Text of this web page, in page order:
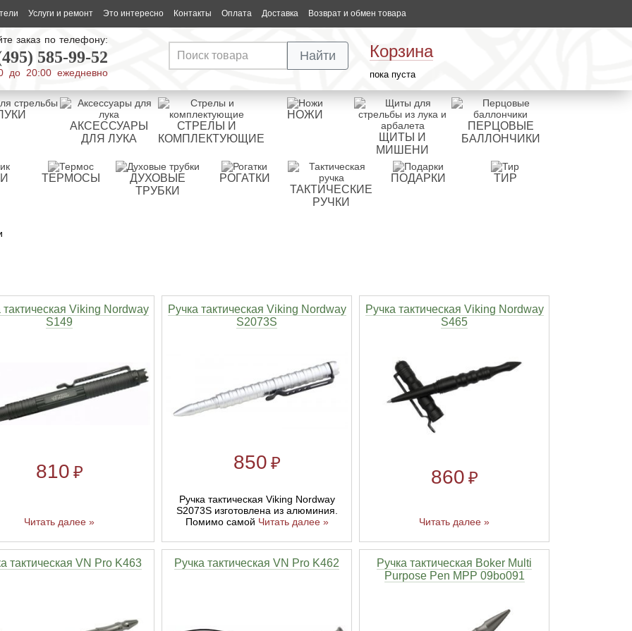
Услуги и ремонт Это интересно Контакты Оплата Доставка Возврат и обмен товара
заказ по телефону:
585-99-52
до 20:00 ежедневно
Корзина
пока пуста
Найти
АКСЕССУАРЫ
ДЛЯ ЛУКА
СТРЕЛЫ И
КОМПЛЕКТУЮЩИЕ
НОЖИ
ЩИТЫ И
МИШЕНИ
ПЕРЦОВЫЕ
БАЛЛОНЧИКИ
ТЕРМОСЫ
ДУХОВЫЕ
ТРУБКИ
РОГАТКИ
ТАКТИЧЕСКИЕ
РУЧКИ
ПОДАРКИ ТИР
тактическая Viking Nordway
S149
810 ₽
Читать далее »
Ручка тактическая Viking Nordway
S2073S
850 ₽
Ручка тактическая Viking Nordway
S2073S изготовлена из алюминия.
Помимо самой Читать далее »
Ручка тактическая Viking Nordway
S465
860 ₽
Читать далее »
тактическая VN Pro K463 Ручка тактическая VN Pro K462
Ручка тактическая Boker Multi
Purpose Pen MPP 09bo091